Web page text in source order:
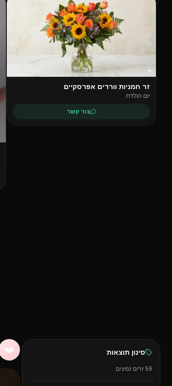
זר חמניות וורדים אפרסקיים
יום הולדת
צור קשר
סינון תוצאות
59 זרים זמינים
❤️